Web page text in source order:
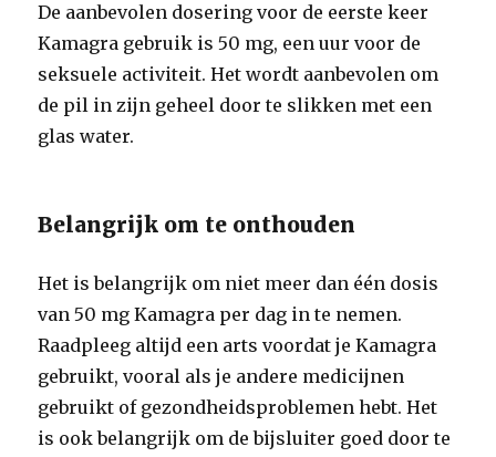
De aanbevolen dosering voor de eerste keer
Kamagra gebruik is 50 mg, een uur voor de
seksuele activiteit. Het wordt aanbevolen om
de pil in zijn geheel door te slikken met een
glas water.
Belangrijk om te onthouden
Het is belangrijk om niet meer dan één dosis
van 50 mg Kamagra per dag in te nemen.
Raadpleeg altijd een arts voordat je Kamagra
gebruikt, vooral als je andere medicijnen
gebruikt of gezondheidsproblemen hebt. Het
is ook belangrijk om de bijsluiter goed door te